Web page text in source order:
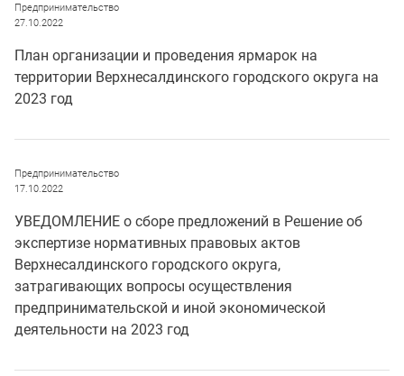
Предпринимательство
27.10.2022
План организации и проведения ярмарок на
территории Верхнесалдинского городского округа на
2023 год
Предпринимательство
17.10.2022
УВЕДОМЛЕНИЕ о сборе предложений в Решение об
экспертизе нормативных правовых актов
Верхнесалдинского городского округа,
затрагивающих вопросы осуществления
предпринимательской и иной экономической
деятельности на 2023 год